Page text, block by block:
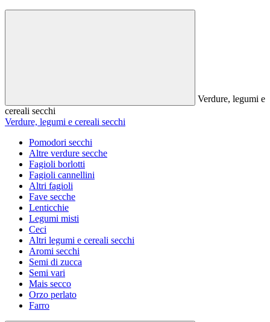
Verdure, legumi e
cereali secchi
Verdure, legumi e cereali secchi
Pomodori secchi
Altre verdure secche
Fagioli borlotti
Fagioli cannellini
Altri fagioli
Fave secche
Lenticchie
Legumi misti
Ceci
Altri legumi e cereali secchi
Aromi secchi
Semi di zucca
Semi vari
Mais secco
Orzo perlato
Farro